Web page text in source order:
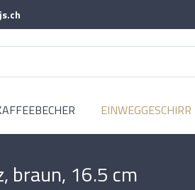
EINWEGGESCHIRR
braun, 16.5 cm